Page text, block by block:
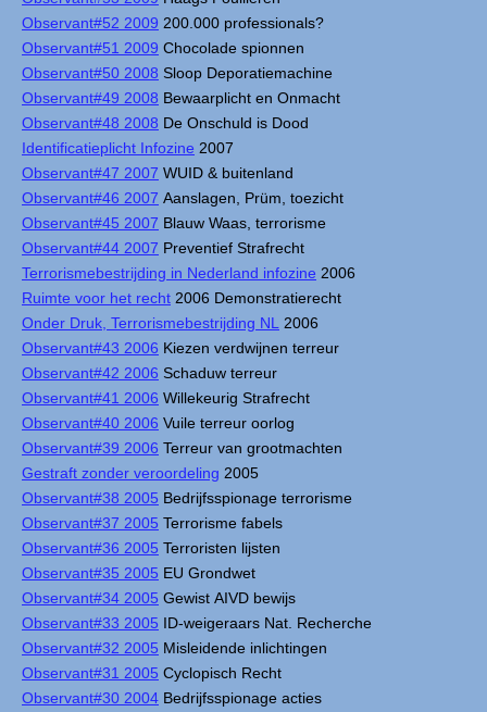
Observant#52 2009 200.000 professionals?
Observant#51 2009 Chocolade spionnen
Observant#50 2008 Sloop Deporatiemachine
Observant#49 2008 Bewaarplicht en Onmacht
Observant#48 2008 De Onschuld is Dood
Identificatieplicht Infozine 2007
Observant#47 2007 WUID & buitenland
Observant#46 2007 Aanslagen, Prüm, toezicht
Observant#45 2007 Blauw Waas, terrorisme
Observant#44 2007 Preventief Strafrecht
Terrorismebestrijding in Nederland infozine 2006
Ruimte voor het recht 2006 Demonstratierecht
Onder Druk, Terrorismebestrijding NL
2006
Observant#43 2006 Kiezen verdwijnen terreur
Observant#42 2006 Schaduw terreur
Observant#41 2006 Willekeurig Strafrecht
Observant#40 2006 Vuile terreur oorlog
Observant#39 2006 Terreur van grootmachten
Gestraft zonder veroordeling 2005
Observant#38 2005 Bedrijfsspionage terrorisme
Observant#37 2005 Terrorisme fabels
Observant#36 2005 Terroristen lijsten
Observant#35 2005 EU Grondwet
Observant#34 2005 Gewist AIVD bewijs
Observant#33 2005 ID-weigeraars Nat. Recherche
Observant#32 2005 Misleidende inlichtingen
Observant#31 2005 Cyclopisch Recht
Observant#30 2004 Bedrijfsspionage acties